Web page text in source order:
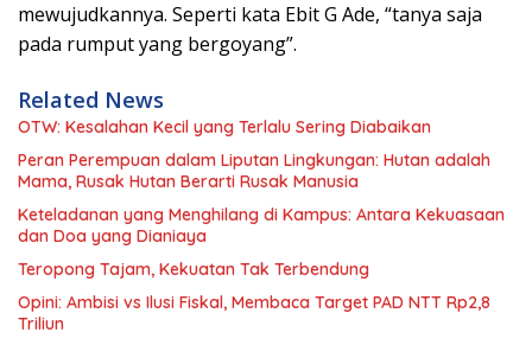
mewujudkannya. Seperti kata Ebit G Ade, “tanya saja
pada rumput yang bergoyang”.
Related News
OTW: Kesalahan Kecil yang Terlalu Sering Diabaikan
Peran Perempuan dalam Liputan Lingkungan: Hutan adalah
Mama, Rusak Hutan Berarti Rusak Manusia
Keteladanan yang Menghilang di Kampus: Antara Kekuasaan
dan Doa yang Dianiaya
Teropong Tajam, Kekuatan Tak Terbendung
Opini: Ambisi vs Ilusi Fiskal, Membaca Target PAD NTT Rp2,8
Triliun